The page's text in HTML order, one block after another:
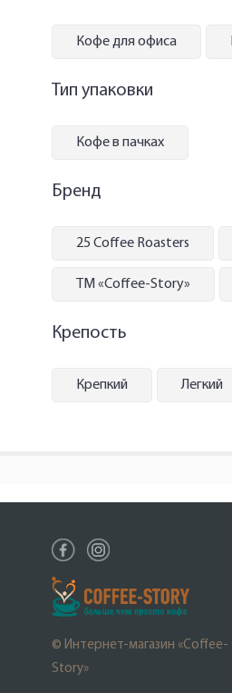
Кофе для офиса
Тип упаковки
Кофе в пачках
Бренд
25 Coffee Roasters
ТМ «Coffee-Story»
Крепость
Крепкий Легкий
© Интернет-магазин «Coffee-
Story»